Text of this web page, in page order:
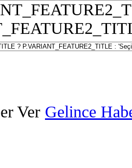
Ver Gelince